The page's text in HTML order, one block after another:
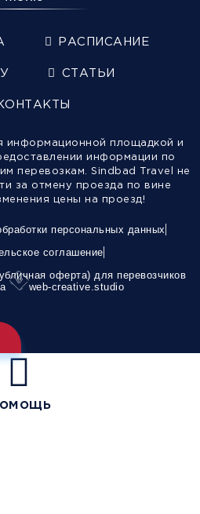
РАСПИСАНИЕ
СТАТЬИ
информационной площадкой и
информации по
перевозкам. Sindbad Travel не
за отмену проезда по вине
цены на проезд!
персональных данных
соглашение
оферта) для перевозчиков
web-creative.studio